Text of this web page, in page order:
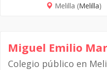
Melilla (Melilla)
Miguel Emilio
Colegio público en